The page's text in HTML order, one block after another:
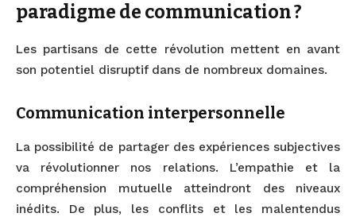
paradigme de communication ?
Les partisans de cette révolution mettent en avant
son potentiel disruptif dans de nombreux domaines.
Communication interpersonnelle
La possibilité de partager des expériences subjectives
va révolutionner nos relations. L’empathie et la
compréhension mutuelle atteindront des niveaux
inédits. De plus, les conflits et les malentendus